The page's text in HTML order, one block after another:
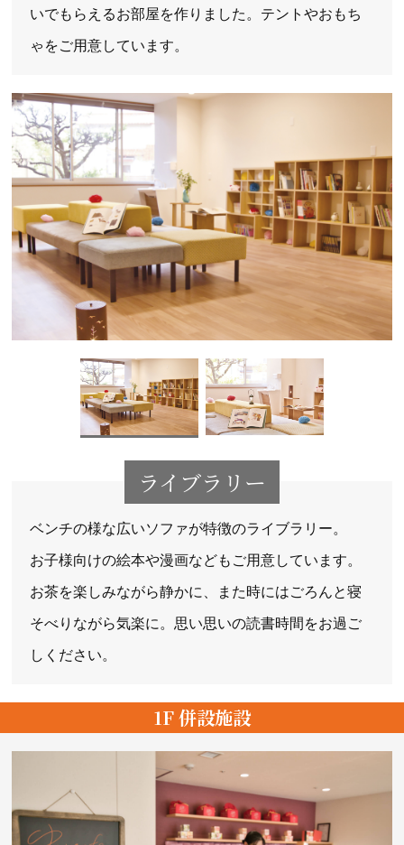
いでもらえるお部屋を作りました。テントやおもち
ゃをご用意しています。
ライブラリー
ベンチの様な広いソファが特徴のライブラリー。
お子様向けの絵本や漫画などもご用意しています。
お茶を楽しみながら静かに、また時にはごろんと寝
そべりながら気楽に。思い思いの読書時間をお過ご
しください。
1F 併設施設